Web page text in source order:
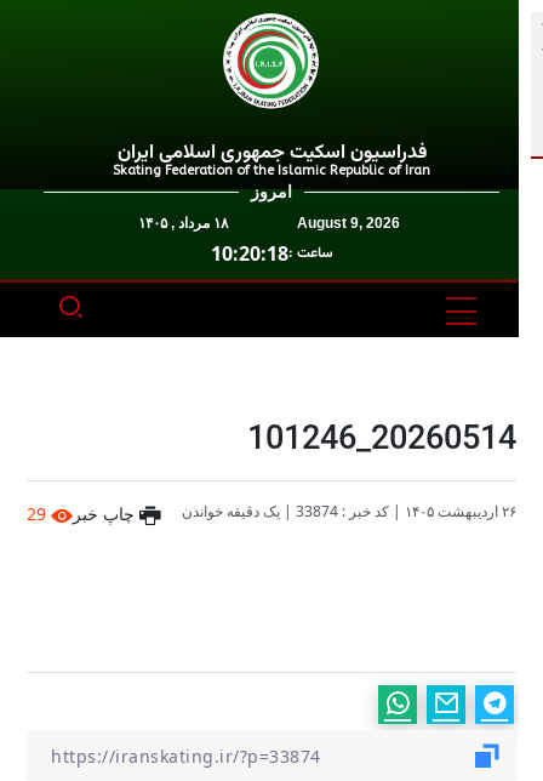
فدراسیون اسکیت جمهوری اسلامی ایران
Skating Federation of the Islamic Republic of Iran
امروز
August 9, 2026
ساعت :10:20:18
20260514_101246
|کد خبر : 33874 |یک دقیقه خواندن چاپ خبر 29